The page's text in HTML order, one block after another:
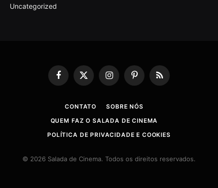
Uncategorized
Facebook
X
(Twitter)
InstagramPinterestRSS
CONTATO
SOBRE NÓS
QUEM FAZ O SALADA DE CINEMA
POLÍTICA DE PRIVACIDADE E COOKIES
© 2026 Salada de Cinema. Todos os direitos reservados.